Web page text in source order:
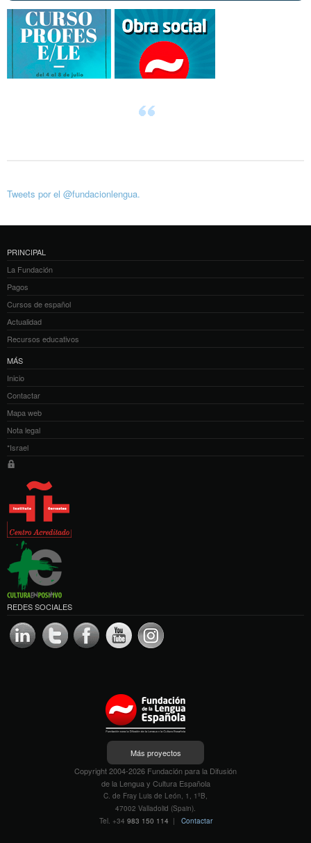
Tweets por el @fundacionlengua.
PRINCIPAL
La Fundación
Pagos
Cursos de español
Actualidad
Recursos educativos
MÁS
Inicio
Contactar
Mapa web
Nota legal
*Israel
REDES SOCIALES
Más proyectos
Copyright 2004-2026 Fundación para la Difusión
de la Lengua y Cultura Española
C. de Fray Luis de León, 1, 1ºB,
47002 Valladolid (Spain).
Tel. +34 983 150 114 | Contactar